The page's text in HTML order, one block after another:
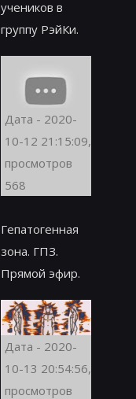
учеников в
группу РэйКи.
Дата - 2020-
10-12 21:15:09,
просмотров
568
Гепатогенная
зона. ГПЗ.
Прямой эфир.
Дата - 2020-
10-13 20:54:56,
просмотров